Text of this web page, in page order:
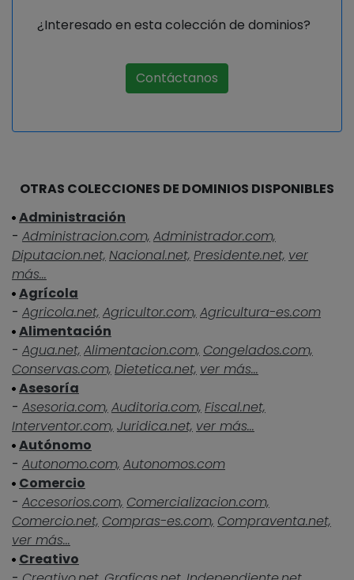
¿Interesado en esta colección de dominios?
Contáctanos
OTRAS COLECCIONES DE DOMINIOS DISPONIBLES
Administración
- Administracion.com, Administrador.com,
Diputacion.net, Nacional.net, Presidente.net, ver
más...
Agrícola
- Agricola.net, Agricultor.com, Agricultura-es.com
Alimentación
- Agua.net, Alimentacion.com, Congelados.com,
Conservas.com, Dietetica.net, ver más...
Asesoría
- Asesoria.com, Auditoria.com, Fiscal.net,
Interventor.com, Juridica.net, ver más...
Autónomo
- Autonomo.com, Autonomos.com
Comercio
- Accesorios.com, Comercializacion.com,
Comercio.net, Compras-es.com, Compraventa.net,
ver más...
Creativo